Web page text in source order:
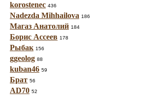
korostenec 436
Nadezda Mihhailova 186
Магаз Анатолий 184
Борис Ассеев 178
Рыбак 156
ggeolog 88
kuban46 59
Брат 56
AD70 52